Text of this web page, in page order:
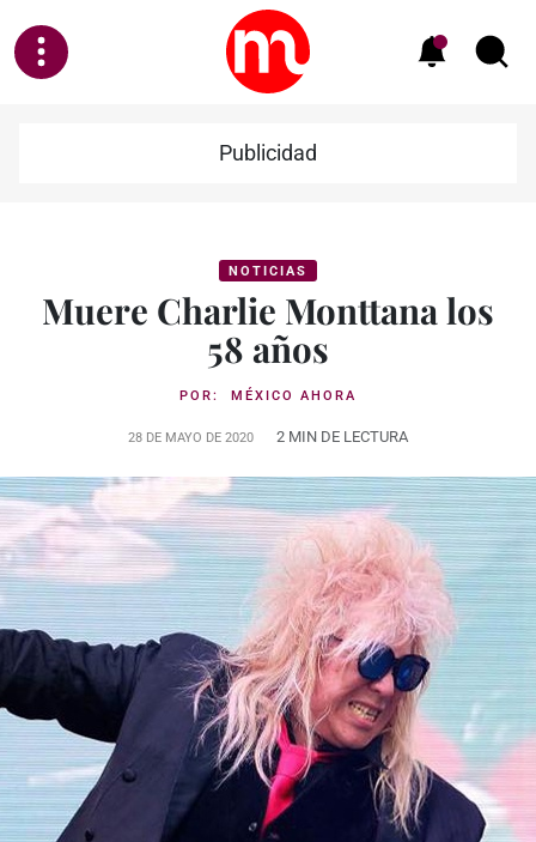
Publicidad
NOTICIAS
Muere Charlie Monttana los
58 años
POR: MÉXICO AHORA
28 DE MAYO DE 2020 2 MIN DE LECTURA